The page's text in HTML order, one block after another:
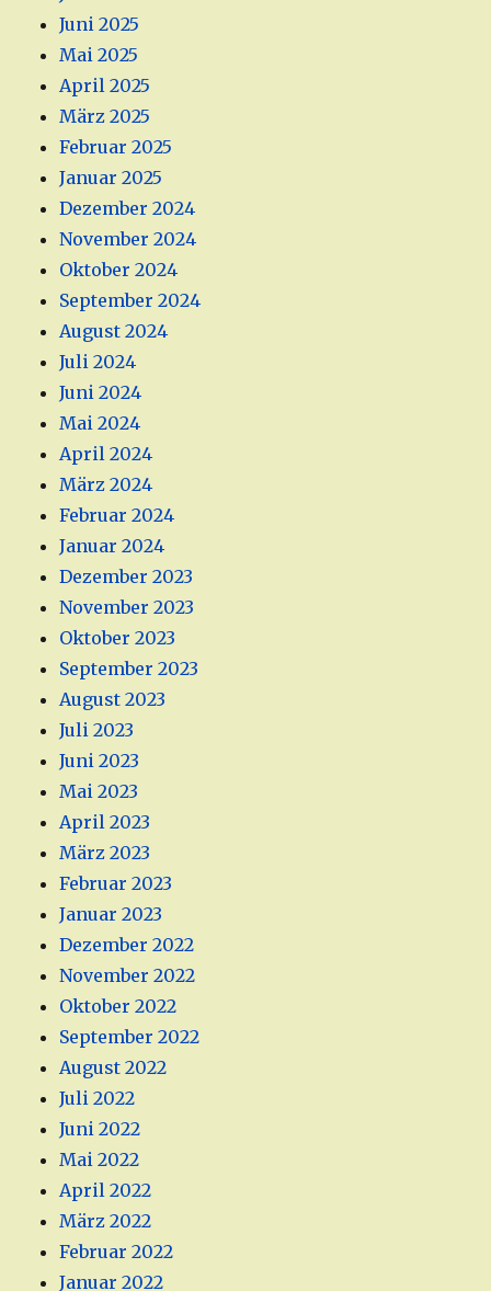
Juni 2025
Mai 2025
April 2025
März 2025
Februar 2025
Januar 2025
Dezember 2024
November 2024
Oktober 2024
September 2024
August 2024
Juli 2024
Juni 2024
Mai 2024
April 2024
März 2024
Februar 2024
Januar 2024
Dezember 2023
November 2023
Oktober 2023
September 2023
August 2023
Juli 2023
Juni 2023
Mai 2023
April 2023
März 2023
Februar 2023
Januar 2023
Dezember 2022
November 2022
Oktober 2022
September 2022
August 2022
Juli 2022
Juni 2022
Mai 2022
April 2022
März 2022
Februar 2022
Januar 2022